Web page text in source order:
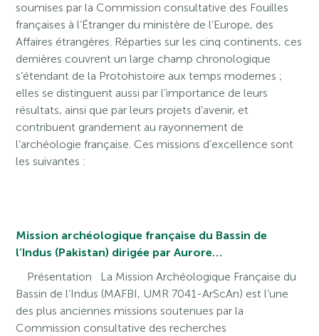
soumises par la Commission consultative des Fouilles
françaises à l’Étranger du ministère de l’Europe, des
Affaires étrangères. Réparties sur les cinq continents, ces
dernières couvrent un large champ chronologique
s’étendant de la Protohistoire aux temps modernes ;
elles se distinguent aussi par l’importance de leurs
résultats, ainsi que par leurs projets d’avenir, et
contribuent grandement au rayonnement de
l’archéologie française. Ces missions d’excellence sont
les suivantes :
Mission archéologique française du Bassin de
l’Indus (Pakistan) dirigée par Aurore…
Présentation La Mission Archéologique Française du
Bassin de l’Indus (MAFBI, UMR 7041-ArScAn) est l’une
des plus anciennes missions soutenues par la
Commission consultative des recherches